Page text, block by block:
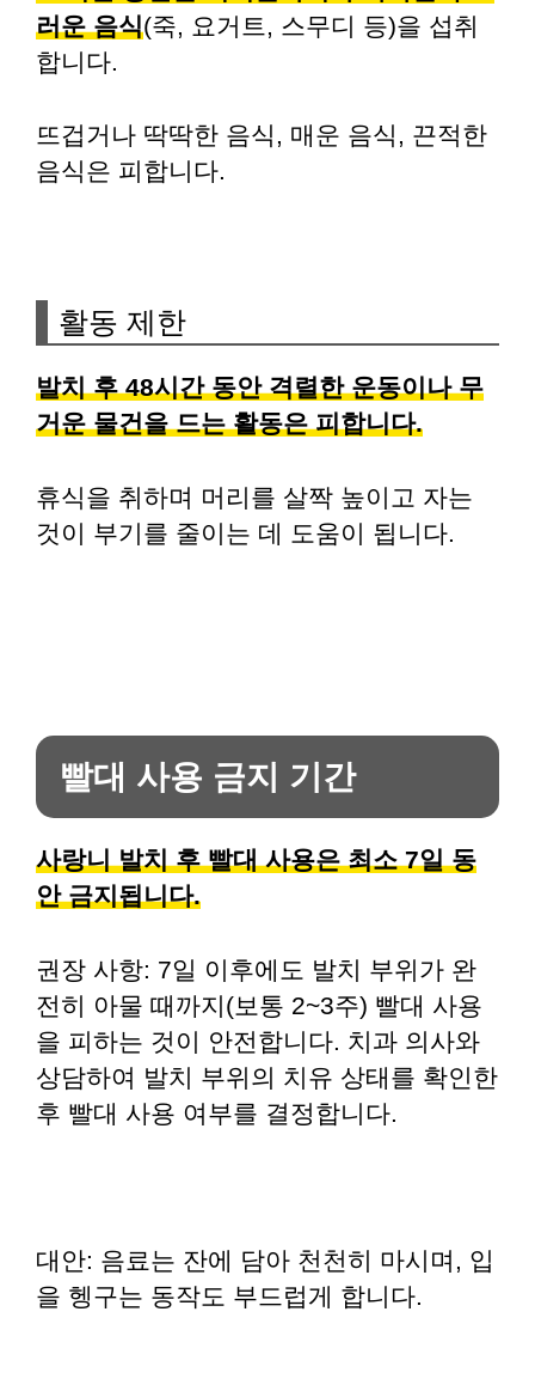
러운 음식(죽, 요거트, 스무디 등)을 섭취
합니다.
뜨겁거나 딱딱한 음식, 매운 음식, 끈적한
음식은 피합니다.
활동 제한
발치 후 48시간 동안 격렬한 운동이나 무
거운 물건을 드는 활동은 피합니다.
휴식을 취하며 머리를 살짝 높이고 자는
것이 부기를 줄이는 데 도움이 됩니다.
빨대 사용 금지 기간
사랑니 발치 후 빨대 사용은 최소 7일 동
안 금지됩니다.
권장 사항: 7일 이후에도 발치 부위가 완
전히 아물 때까지(보통 2~3주) 빨대 사용
을 피하는 것이 안전합니다. 치과 의사와
상담하여 발치 부위의 치유 상태를 확인한
후 빨대 사용 여부를 결정합니다.
대안: 음료는 잔에 담아 천천히 마시며, 입
을 헹구는 동작도 부드럽게 합니다.